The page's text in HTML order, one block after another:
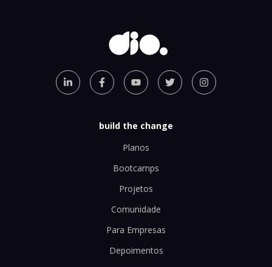
build the change
Planos
Bootcamps
Projetos
Comunidade
Para Empresas
Depoimentos